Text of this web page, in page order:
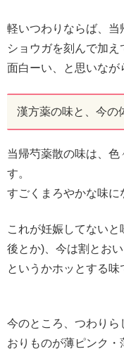
軽いつわりならば、
ショウガを刻んで加え
面白ーい、と思いなが
漢方薬の味と、今の
当帰芍薬散の味は、色
す。
すごくまろやかな味に
これが妊娠してない
後とか)、今は割とおい
というかホッとする味
今のところ、つわりら
おりものが薄ピンク